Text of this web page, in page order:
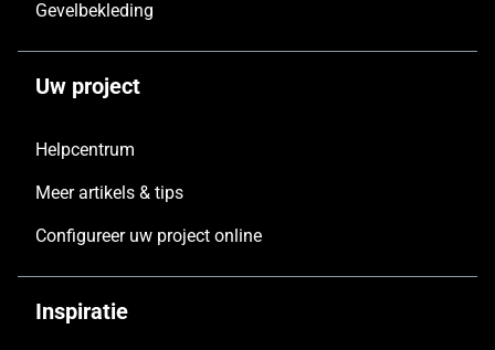
Gevelbekleding
Uw project
Helpcentrum
Meer artikels & tips
Configureer uw project online
Inspiratie